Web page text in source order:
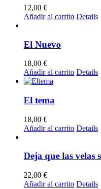
12,00 €
Añadir al carrito Details
El Nuevo
18,00 €
Añadir al carrito Details
El tema
18,00 €
Añadir al carrito Details
Deja que las velas
22,00 €
Añadir al carrito Details